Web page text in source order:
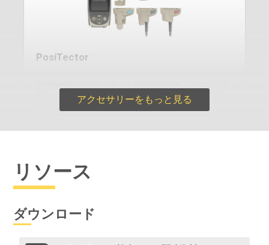
PosiTector
応し、膜厚計から表面粗さ計、露点計、可溶性塩試験
機、硬度計、超音波厚さ計に簡単に変換できます。
アクセサリーをもっと見る
リソース
ダウンロード